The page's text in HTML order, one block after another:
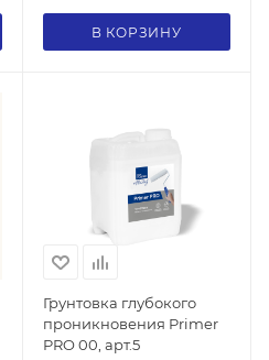
В КОРЗИНУ
Грунтовка глубокого
проникновения Primer
PRO 00, арт.5